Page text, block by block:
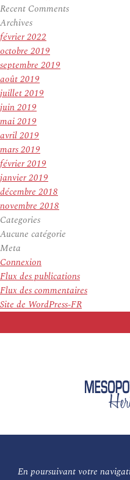
En poursuivant votre
Recent Comments
Archives
février 2022
octobre 2019
septembre 2019
août 2019
juillet 2019
juin 2019
mai 2019
avril 2019
mars 2019
février 2019
janvier 2019
décembre 2018
novembre 2018
Categories
Aucune catégorie
Meta
Connexion
Flux des publications
Flux des commentaires
Site de WordPress-FR